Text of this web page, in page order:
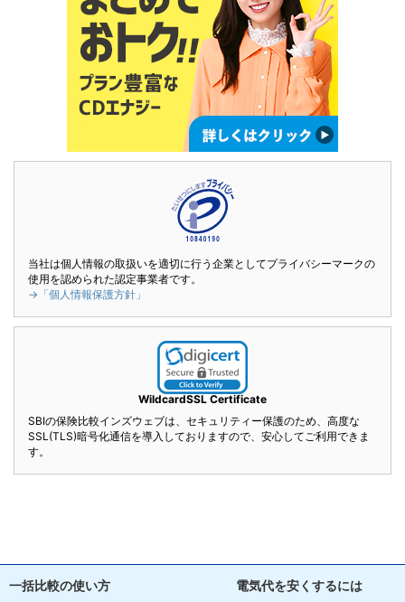
当社は個人情報の取扱いを適切に行う企業としてプライバシーマークの
使用を認められた認定事業者です。
→「個人情報保護方針」
WildcardSSL Certificate
SBIの保険比較インズウェブは、セキュリティー保護のため、高度な
SSL(TLS)暗号化通信を導入しておりますので、安心してご利用できま
す。
一括比較の使い方
電気代を安くするには